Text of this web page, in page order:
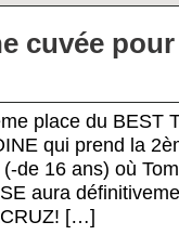
cuvée
place du BEST
qui prend la
de 16 ans) où
aura
[…]